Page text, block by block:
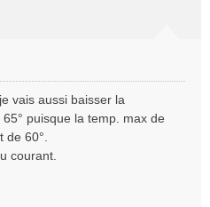
vais aussi baisser la
puisque la temp. max de
60°.
courant.